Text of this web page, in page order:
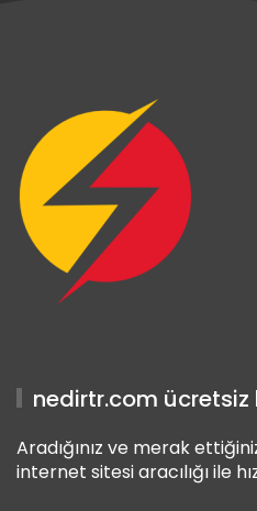
nedirtr.com
Aradığınız ve merak
internet sitesi aracılığı ile